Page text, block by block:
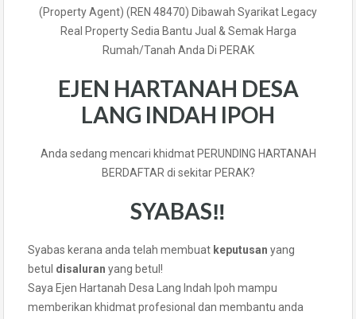
(Property Agent) (REN 48470) Dibawah Syarikat Legacy
Real Property Sedia Bantu Jual & Semak Harga
Rumah/Tanah Anda Di PERAK
EJEN HARTANAH DESA
LANG INDAH IPOH
Anda sedang mencari khidmat PERUNDING HARTANAH
BERDAFTAR di sekitar PERAK?
SYABAS‼️
Syabas kerana anda telah membuat keputusan yang
betul disaluran yang betul!
Saya Ejen Hartanah Desa Lang Indah Ipoh mampu
memberikan khidmat profesional dan membantu anda